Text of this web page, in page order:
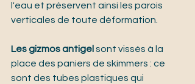
l'eau et préservent ainsi les parois
verticales de toute déformation.
Les gizmos antigel sont vissés à la
place des paniers de skimmers : ce
sont des tubes plastiques qui